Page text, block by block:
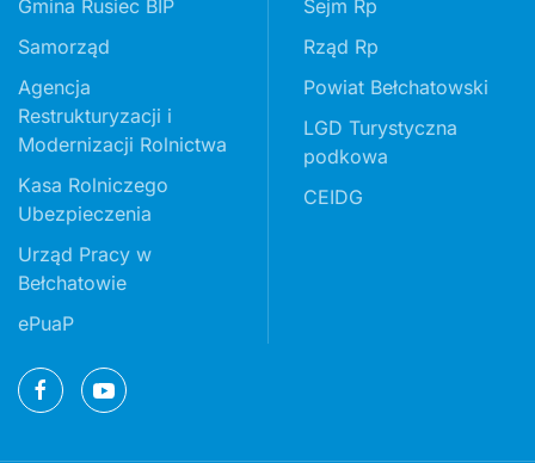
Gmina Rusiec BIP
Samorząd
Agencja
Restrukturyzacji i
Modernizacji Rolnictwa
Kasa Rolniczego
Ubezpieczenia
Urząd Pracy w
Bełchatowie
ePuaP
Sejm Rp
Rząd Rp
Powiat Bełchatowski
LGD Turystyczna
podkowa
CEIDG